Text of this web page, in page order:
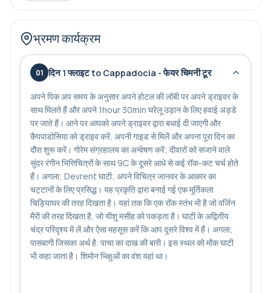
-बसिन वर्ग घरेलू उड़ान टिकट प्रदान की
भ्रमण कार्यक्रम
01 दिन 1 फ्लाइट to Cappadocia - फेयर चिमनी टूर
अपने पिक अप समय के अनुसार अपने होटल की लॉबी पर अपने ड्राइवर के
साथ मिलते हैं और अपने 1hour 30min घरेलू उड़ान के लिए हवाई अड्डे
पर जाते हैं। आने पर आपको अपने ड्राइवर द्वारा बधाई दी जाएगी और
कैपपाडोसिया को ड्राइव करें, अपनी गाइड से मिलें और अपना पूरा दिन का
दौरा शुरू करें। गोरेम संग्रहालय का अन्वेषण करें; दीवारों को सजाने वाले
सुंदर रंगीन भित्तिचित्रों के साथ 9C के दूसरे आधे से कई रॉक-कट चर्च होते
हैं। अगला; Devrent घाटी; अपने विचित्र जानवर के आकार का
चट्टानों के लिए प्रसिद्ध। यह प्रकृति द्वारा बनाई गई एक मूर्तिकला
चिड़ियाघर की तरह दिखता है। यहां तक कि एक रॉक स्तंभ भी है जो वर्जिन
मैरी की तरह दिखता है, जो यीशु मसीह को पकड़ता है। घाटी के अद्वितीय
चंद्र परिदृश्य में लें और ऐसा महसूस करें कि आप दूसरे विश्व में हैं। अगला;
पासबागी जिसका अर्थ है: पाचा का दाख की बारी। इस स्थल को मोंक घाटी
भी कहा जाता है। शिमोन भिक्षुओं का वंश यहां था।